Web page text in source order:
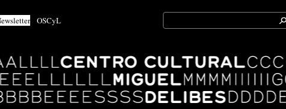
OSCyL
Search
for: